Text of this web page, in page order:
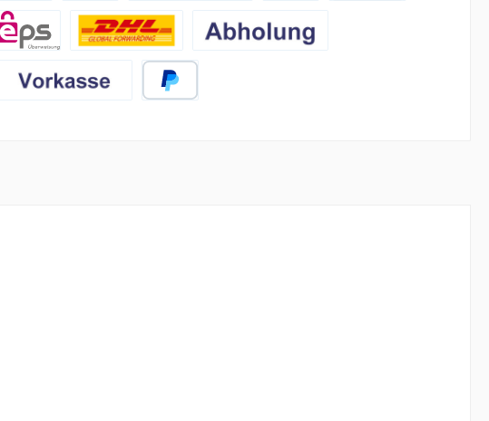
PayPal Später BezahlenKredit- oder Debitkarte
Abholung